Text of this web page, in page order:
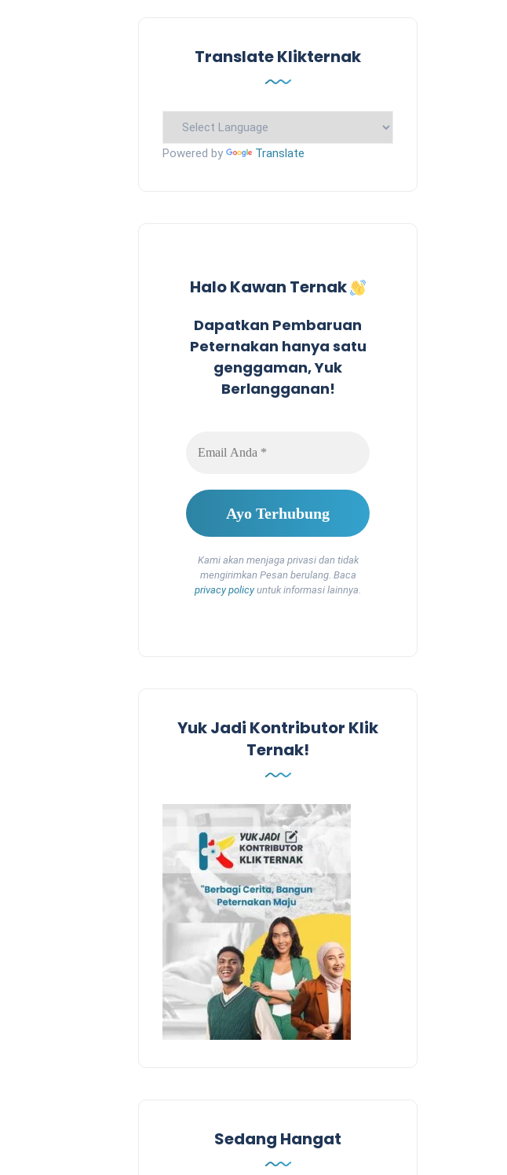
Translate Klikternak
Powered by Translate
Halo Kawan Ternak
Dapatkan Pembaruan
Peternakan hanya satu
genggaman, Yuk
Berlangganan!
Kami akan menjaga privasi dan tidak
mengirimkan Pesan berulang. Baca
privacy policyuntuk informasi lainnya.
Yuk Jadi Kontributor Klik
Ternak!
Sedang Hangat